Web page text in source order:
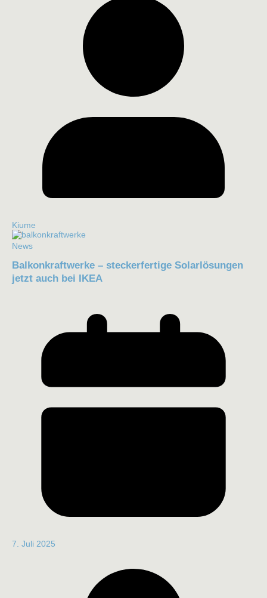
Kiume
News
Balkonkraftwerke – steckerfertige Solarlösungen
jetzt auch bei IKEA
7. Juli 2025